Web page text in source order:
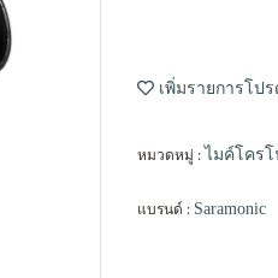
เพิ่มรายการโปร
หมวดหมู่ :ไมค์โครโ
แบรนด์ : Saramonic